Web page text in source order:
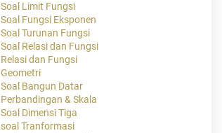
Soal Limit Fungsi
Soal Fungsi Eksponen
Soal Turunan Fungsi
Soal Relasi dan Fungsi
Relasi dan Fungsi
Geometri
Soal Bangun Datar
Perbandingan & Skala
Soal Dimensi Tiga
soal Tranformasi